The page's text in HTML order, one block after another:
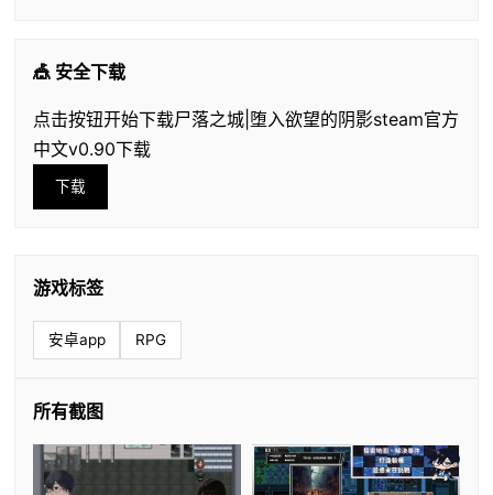
🎪 安全下载
点击按钮开始下载尸落之城|堕入欲望的阴影steam官方
中文v0.90下载
下载
游戏标签
安卓app RPG
所有截图